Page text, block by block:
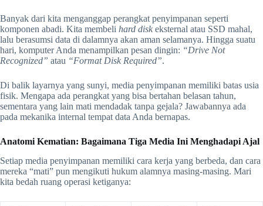
Banyak dari kita menganggap perangkat penyimpanan seperti
komponen abadi. Kita membeli hard disk eksternal atau SSD mahal,
lalu berasumsi data di dalamnya akan aman selamanya. Hingga suatu
hari, komputer Anda menampilkan pesan dingin: “Drive Not
Recognized” atau “Format Disk Required”.
Di balik layarnya yang sunyi, media penyimpanan memiliki batas usia
fisik. Mengapa ada perangkat yang bisa bertahan belasan tahun,
sementara yang lain mati mendadak tanpa gejala? Jawabannya ada
pada mekanika internal tempat data Anda bernapas.
Anatomi Kematian: Bagaimana Tiga Media Ini Menghadapi Ajal
Setiap media penyimpanan memiliki cara kerja yang berbeda, dan cara
mereka “mati” pun mengikuti hukum alamnya masing-masing. Mari
kita bedah ruang operasi ketiganya: